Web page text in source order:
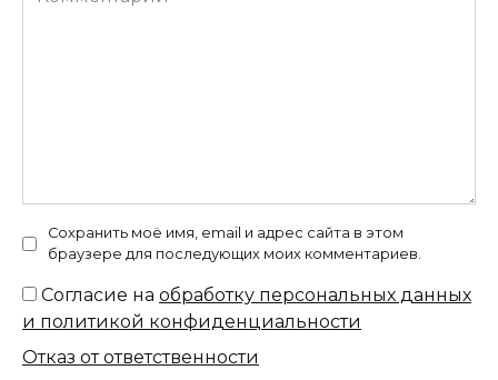
Сохранить моё имя, email и адрес сайта в этом
браузере для последующих моих комментариев.
Согласие на обработку персональных данных
и политикой конфиденциальности
Отказ от ответственности